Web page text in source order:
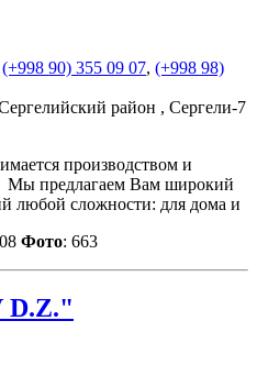
(+998 90) 355 09 07, (+998 98)
район , Сергели-7
производством и
Мы предлагаем Вам широкий
любой сложности: для дома и
Фото: 663
D.Z."